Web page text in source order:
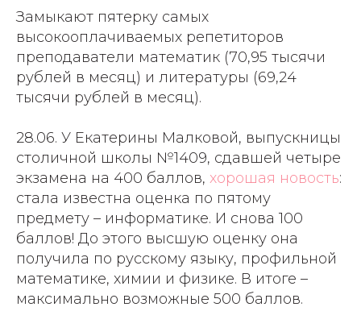
Замыкают пятерку самых
высокооплачиваемых репетиторов
преподаватели математик (70,95 тысячи
рублей в месяц) и литературы (69,24
тысячи рублей в месяц).
28.06. У Екатерины Малковой, выпускницы
столичной школы №1409, сдавшей четыре
экзамена на 400 баллов, хорошая новость:
стала известна оценка по пятому
предмету – информатике. И снова 100
баллов! До этого высшую оценку она
получила по русскому языку, профильной
математике, химии и физике. В итоге –
максимально возможные 500 баллов.